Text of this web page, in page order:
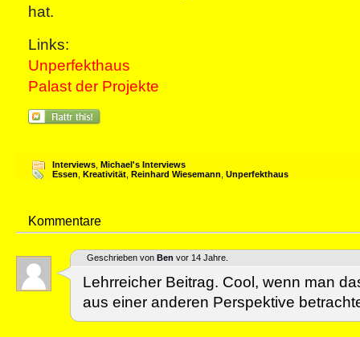
hat.
Links:
Unperfekthaus
Palast der Projekte
Interviews Michael's Interviews
Essen Kreativität Reinhard Wiesemann Unperfekthaus
Kommentare
Geschrieben von Ben vor 14 Jahre.
Lehrreicher Beitrag. Cool, wenn man
aus einer anderen Perspektive